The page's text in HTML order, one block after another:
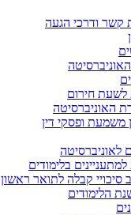
קשר ודרכי הגעה
לשעת חירום
האוניברסיטה
משמעת ופסקי דין
לאוניברסיטה
בלימודים
סיכויי קבלה לתואר ראשון
הלימודים